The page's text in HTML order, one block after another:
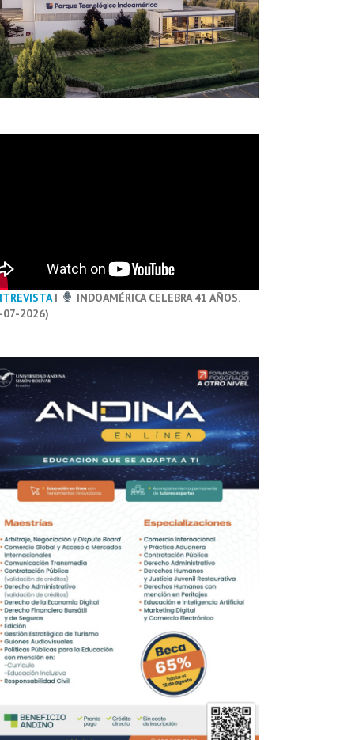
|
INDOAMÉRICA CELEBRA 41 AÑOS.
07-2026)